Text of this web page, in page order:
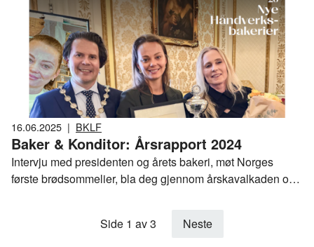
16.06.2025 | BKLF
Baker & Konditor: Årsrapport 2024
Intervju med presidenten og årets bakeri, møt Norges
første brødsommelier, bla deg gjennom årskavalkaden og
Side 1 av 3 Neste